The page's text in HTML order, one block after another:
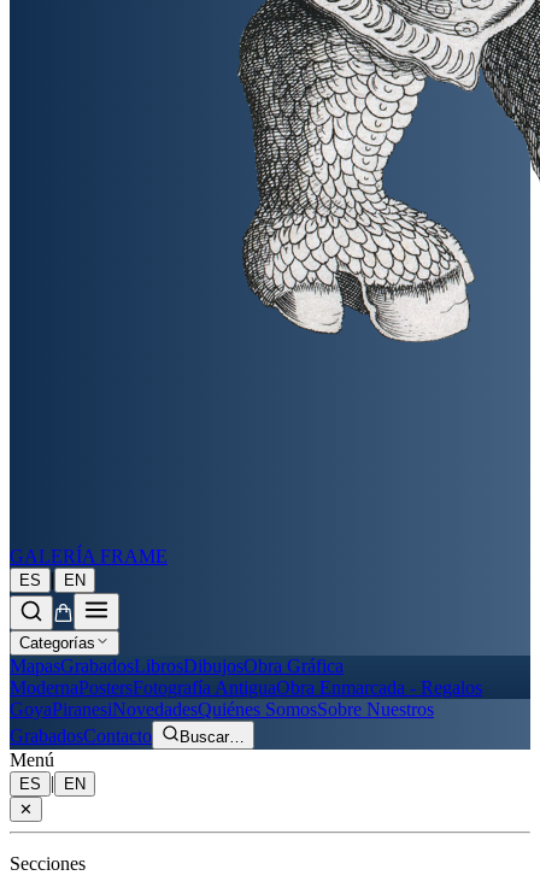
GALERÍA FRAME
ES | EN
Categorías
MapasGrabadosLibrosDibujosObra Gráfica
ModernaPostersFotografía AntiguaObra Enmarcada - Regalos
GoyaPiranesiNovedadesQuiénes SomosSobre Nuestros
GrabadosContacto Buscar…
Menú
ES |
EN
✕
Secciones